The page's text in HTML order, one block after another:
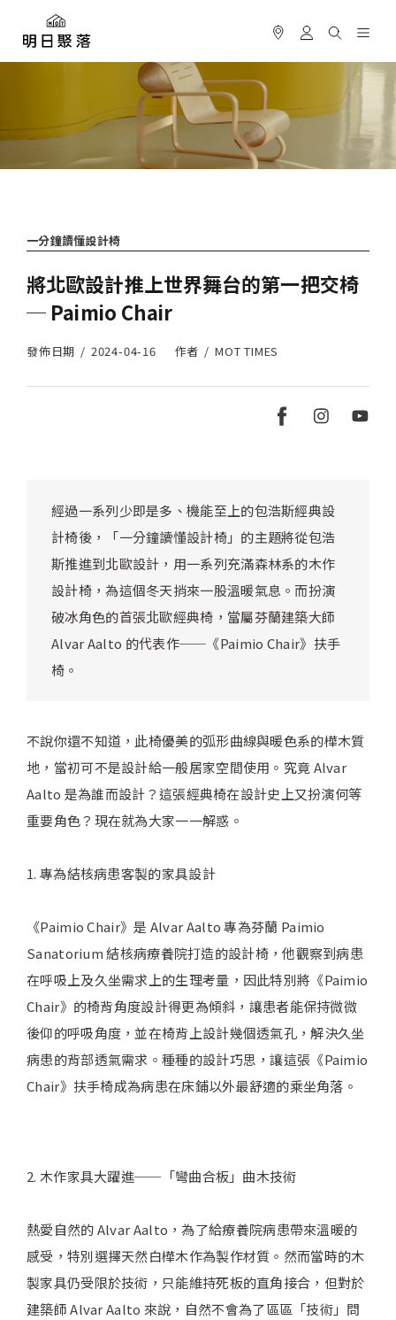
一分鐘讀懂設計椅
將北歐設計推上世界舞台的第一把交椅
─ Paimio Chair
發佈日期 2024-04-16 作者 MOT TIMES
經過一系列少即是多、機能至上的包浩斯經典設
計椅後，「一分鐘讀懂設計椅」的主題將從包浩
斯推進到北歐設計，用一系列充滿森林系的木作
設計椅，為這個冬天捎來一股溫暖氣息。而扮演
破冰角色的首張北歐經典椅，當屬芬蘭建築大師
Alvar Aalto 的代表作──《Paimio Chair》扶手
椅。
不說你還不知道，此椅優美的弧形曲線與暖色系的樺木質
地，當初可不是設計給一般居家空間使用。究竟 Alvar
Aalto 是為誰而設計？這張經典椅在設計史上又扮演何等
重要角色？現在就為大家一一解惑。
1. 專為結核病患客製的家具設計
《Paimio Chair》是 Alvar Aalto 專為芬蘭 Paimio
Sanatorium 結核病療養院打造的設計椅，他觀察到病患
在呼吸上及久坐需求上的生理考量，因此特別將《Paimio
Chair》的椅背角度設計得更為傾斜，讓患者能保持微微
後仰的呼吸角度，並在椅背上設計幾個透氣孔，解決久坐
病患的背部透氣需求。種種的設計巧思，讓這張《Paimio
Chair》扶手椅成為病患在床鋪以外最舒適的乘坐角落。
2. 木作家具大躍進──「彎曲合板」曲木技術
熱愛自然的 Alvar Aalto，為了給療養院病患帶來溫暖的
感受，特別選擇天然白樺木作為製作材質。然而當時的木
製家具仍受限於技術，只能維持死板的直角接合，但對於
建築師 Alvar Aalto 來說，自然不會為了區區「技術」問